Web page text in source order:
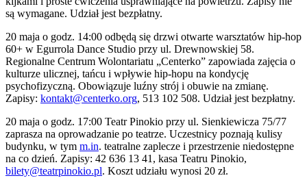
są wymagane. Udział jest bezpłatny.
20 maja o godz. 14:00 odbędą się drzwi otwarte warsztatów hip-hop
60+ w Egurrola Dance Studio przy ul. Drewnowskiej 58.
Regionalne Centrum Wolontariatu „Centerko” zapowiada zajęcia o
kulturze ulicznej, tańcu i wpływie hip-hopu na kondycję
psychofizyczną. Obowiązuje luźny strój i obuwie na zmianę.
Zapisy: kontakt@centerko.org, 513 102 508. Udział jest bezpłatny.
20 maja o godz. 17:00 Teatr Pinokio przy ul. Sienkiewicza 75/77
zaprasza na oprowadzanie po teatrze. Uczestnicy poznają kulisy
budynku, w tym m.in. teatralne zaplecze i przestrzenie niedostępne
na co dzień. Zapisy: 42 636 13 41, kasa Teatru Pinokio,
bilety@teatrpinokio.pl. Koszt udziału wynosi 20 zł.